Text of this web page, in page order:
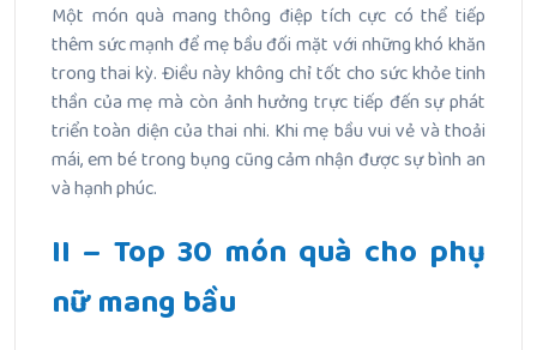
Một món quà mang thông điệp tích cực có thể tiếp
thêm sức mạnh để mẹ bầu đối mặt với những khó khăn
trong thai kỳ. Điều này không chỉ tốt cho sức khỏe tinh
thần của mẹ mà còn ảnh hưởng trực tiếp đến sự phát
triển toàn diện của thai nhi. Khi mẹ bầu vui vẻ và thoải
mái, em bé trong bụng cũng cảm nhận được sự bình an
và hạnh phúc.
II – Top 30 món quà cho phụ
nữ mang bầu